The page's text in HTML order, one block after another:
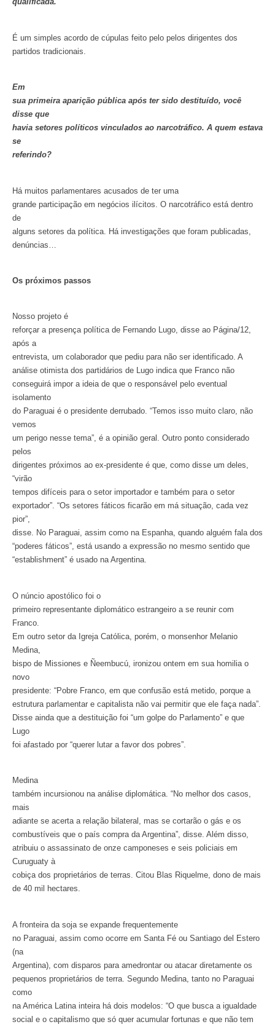
É um simples acordo de cúpulas feito pelo pelos dirigentes dos
partidos tradicionais.
Em
sua primeira aparição pública após ter sido destituído, você
disse que
havia setores políticos vinculados ao narcotráfico. A quem estava
se
referindo?
Há muitos parlamentares acusados de ter uma
grande participação em negócios ilícitos. O narcotráfico está dentro
de
alguns setores da política. Há investigações que foram publicadas,
denúncias…
Os próximos passos
Nosso projeto é
reforçar a presença política de Fernando Lugo, disse ao Página/12,
após a
entrevista, um colaborador que pediu para não ser identificado. A
análise otimista dos partidários de Lugo indica que Franco não
conseguirá impor a ideia de que o responsável pelo eventual
isolamento
do Paraguai é o presidente derrubado. “Temos isso muito claro, não
vemos
um perigo nesse tema”, é a opinião geral. Outro ponto considerado
pelos
dirigentes próximos ao ex-presidente é que, como disse um deles,
“virão
tempos difíceis para o setor importador e também para o setor
exportador”. “Os setores fáticos ficarão em má situação, cada vez
pior”,
disse. No Paraguai, assim como na Espanha, quando alguém fala dos
“poderes fáticos”, está usando a expressão no mesmo sentido que
“establishment” é usado na Argentina.
O núncio apostólico foi o
primeiro representante diplomático estrangeiro a se reunir com
Franco.
Em outro setor da Igreja Católica, porém, o monsenhor Melanio
Medina,
bispo de Missiones e Ñeembucú, ironizou ontem em sua homilia o
novo
presidente: “Pobre Franco, em que confusão está metido, porque a
estrutura parlamentar e capitalista não vai permitir que ele faça nada”.
Disse ainda que a destituição foi “um golpe do Parlamento” e que
Lugo
foi afastado por “querer lutar a favor dos pobres”.
Medina
também incursionou na análise diplomática. “No melhor dos casos,
mais
adiante se acerta a relação bilateral, mas se cortarão o gás e os
combustíveis que o país compra da Argentina”, disse. Além disso,
atribuiu o assassinato de onze camponeses e seis policiais em
Curuguaty à
cobiça dos proprietários de terras. Citou Blas Riquelme, dono de mais
de 40 mil hectares.
A fronteira da soja se expande frequentemente
no Paraguai, assim como ocorre em Santa Fé ou Santiago del Estero
(na
Argentina), com disparos para amedrontar ou atacar diretamente os
pequenos proprietários de terra. Segundo Medina, tanto no Paraguai
como
na América Latina inteira há dois modelos: “O que busca a igualdade
social e o capitalismo que só quer acumular fortunas e que não tem